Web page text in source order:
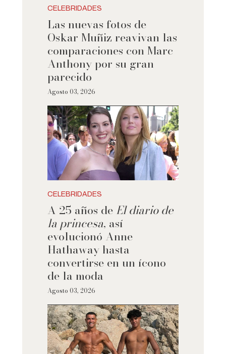
CELEBRIDADES
Las nuevas fotos de
Oskar Muñiz reavivan las
comparaciones con Marc
Anthony por su gran
parecido
Agosto 03, 2026
CELEBRIDADES
A 25 años de El diario de
la princesa, así
evolucionó Anne
Hathaway hasta
convertirse en un ícono
de la moda
Agosto 03, 2026